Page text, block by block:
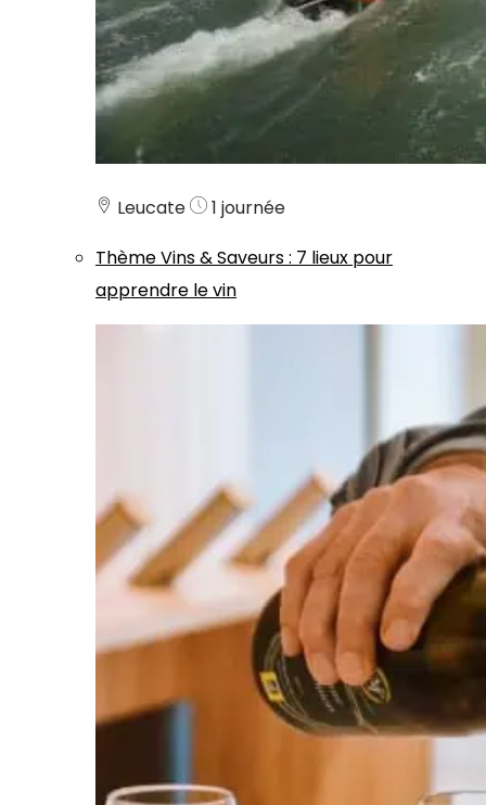
Leucate
1 journée
ThèmeVins & Saveurs: 7 lieux pour
apprendre le vin